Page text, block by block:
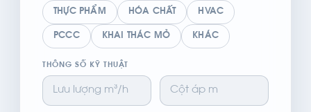
THỰC PHẨM HÓA CHẤT HVAC
PCCC KHAI THÁC MỎ KHÁC
THÔNG SỐ KỸ THUẬT